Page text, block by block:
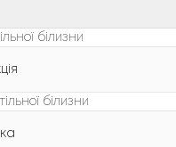
білизни
білизни